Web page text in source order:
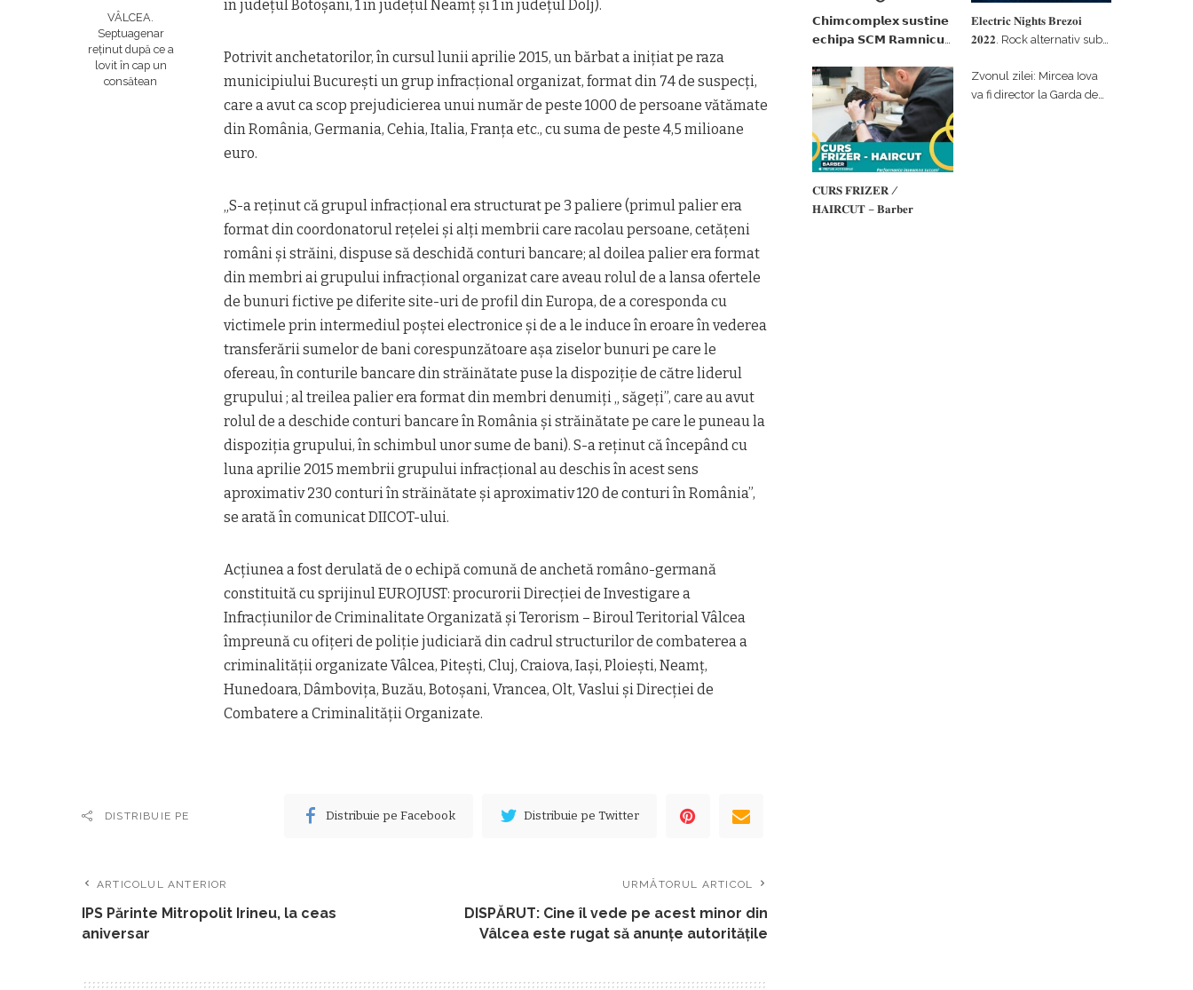
VÂLCEA.
Septuagenar
reținut după ce a
lovit în cap un
consătean
în judeţul Botoşani, 1 în judeţul Neamţ şi 1 in judeţul Dolj).
Potrivit anchetatorilor, în cursul lunii aprilie 2015, un bărbat a iniţiat pe raza
municipiului Bucureşti un grup infracţional organizat, format din 74 de suspecţi,
care a avut ca scop prejudicierea unui număr de peste 1000 de persoane vătămate
din România, Germania, Cehia, Italia, Franţa etc., cu suma de peste 4,5 milioane
euro.
„S-a reţinut că grupul infracţional era structurat pe 3 paliere (primul palier era
format din coordonatorul reţelei şi alţi membrii care racolau persoane, cetăţeni
români şi străini, dispuse să deschidă conturi bancare; al doilea palier era format
din membri ai grupului infracţional organizat care aveau rolul de a lansa ofertele
de bunuri fictive pe diferite site-uri de profil din Europa, de a coresponda cu
victimele prin intermediul poştei electronice şi de a le induce în eroare în vederea
transferării sumelor de bani corespunzătoare aşa ziselor bunuri pe care le
ofereau, în conturile bancare din străinătate puse la dispoziţie de către liderul
grupului ; al treilea palier era format din membri denumiţi „ săgeţi”, care au avut
rolul de a deschide conturi bancare în România şi străinătate pe care le puneau la
dispoziţia grupului, în schimbul unor sume de bani). S-a reţinut că începând cu
luna aprilie 2015 membrii grupului infracţional au deschis în acest sens
aproximativ 230 conturi în străinătate şi aproximativ 120 de conturi în România”,
se arată în comunicat DIICOT-ului.
Acţiunea a fost derulată de o echipă comună de anchetă româno-germană
constituită cu sprijinul EUROJUST: procurorii Direcţiei de Investigare a
Infracţiunilor de Criminalitate Organizată şi Terorism – Biroul Teritorial Vâlcea
împreună cu ofiţeri de poliţie judiciară din cadrul structurilor de combaterea a
criminalităţii organizate Vâlcea, Piteşti, Cluj, Craiova, Iaşi, Ploieşti, Neamţ,
Hunedoara, Dâmboviţa, Buzău, Botoşani, Vrancea, Olt, Vaslui şi Direcţiei de
Combatere a Criminalităţii Organizate.
DISTRIBUIE PE Distribuie pe Facebook Distribuie pe Twitter
ARTICOLUL ANTERIOR
IPS Părinte Mitropolit Irineu, la ceas
aniversar
URMĂTORUL ARTICOL
DISPĂRUT: Cine îl vede pe acest minor din
Vâlcea este rugat să anunțe autoritățile
𝗖𝗵𝗶𝗺𝗰𝗼𝗺𝗽𝗹𝗲𝘅 𝘀𝘂𝘀𝘁𝗶𝗻𝗲
𝗲𝗰𝗵𝗶𝗽𝗮 𝗦𝗖𝗠 𝗥𝗮𝗺𝗻𝗶𝗰𝘂
𝗽𝗮𝗿𝘁𝗲𝗻𝗲𝗿 𝗳𝗶𝗻𝗮𝗻𝘁𝗮𝘁𝗼𝗿
𝐄𝐥𝐞𝐜𝐭𝐫𝐢𝐜 𝐍𝐢𝐠𝐡𝐭𝐬 𝐁𝐫𝐞𝐳𝐨𝐢
𝟐𝟎𝟐𝟐. Rock alternativ sub
#𝐁𝐫𝐞𝐳𝐨𝐢𝐮𝐥𝐋𝐮𝐦𝐢𝐢
𝐂𝐔𝐑𝐒 𝐅𝐑𝐈𝐙𝐄𝐑 /
𝐇𝐀𝐈𝐑𝐂𝐔𝐓 – 𝐁𝐚𝐫𝐛𝐞𝐫
Zvonul zilei: Mircea Iova
va fi director la Garda de